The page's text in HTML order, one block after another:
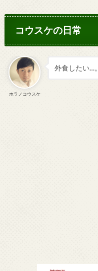
コウスケの日常
ホラノコウスケ
外食したい…。